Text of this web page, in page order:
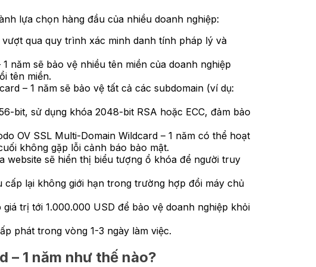
lựa chọn hàng đầu của nhiều doanh nghiệp:
qua quy trình xác minh danh tính pháp lý và
năm sẽ bảo vệ nhiều tên miền của doanh nghiệp
tên miền.
– 1 năm sẽ bảo vệ tất cả các subdomain (ví dụ:
bit, sử dụng khóa 2048-bit RSA hoặc ECC, đảm bảo
OV SSL Multi-Domain Wildcard – 1 năm có thể hoạt
không gặp lỗi cảnh báo bảo mật.
sẽ hiển thị biểu tượng ổ khóa để người truy
lại không giới hạn trong trường hợp đổi máy chủ
trị tới 1.000.000 USD để bảo vệ doanh nghiệp khỏi
phát trong vòng 1-3 ngày làm việc.
– 1 năm như thế nào?